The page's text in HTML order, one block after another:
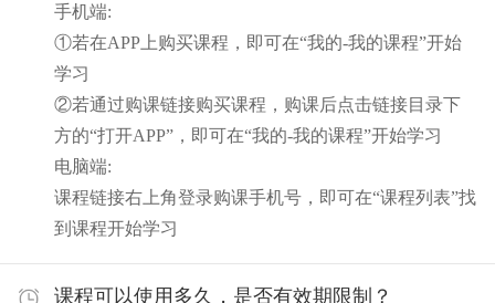
手机端:
①若在APP上购买课程，即可在“我的-我的课程”开始
学习
②若通过购课链接购买课程，购课后点击链接目录下
方的“打开APP”，即可在“我的-我的课程”开始学习
电脑端:
课程链接右上角登录购课手机号，即可在“课程列表”找
到课程开始学习
课程可以使用多久，是否有效期限制？